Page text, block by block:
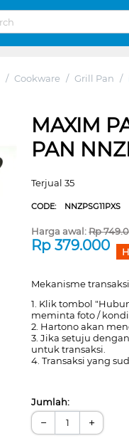
/ Cookware / Grill Pan /
MAXIM
PAN
Terjual 35
CODE: NNZPSG11PXS
Harga awal:Rp
Rp379.000
Mekanisme
1. Klik tombol
meminta foto /
2. Hartono akan
3. Jika setuju
untuk transaksi.
4. Transaksi yang
Jumlah:
− +